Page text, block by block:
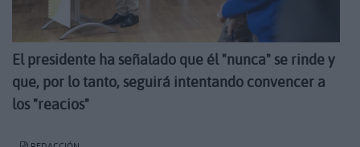
El presidente ha señalado que él "nunca" se rinde y
que, por lo tanto, seguirá intentando convencer a
los "reacios"